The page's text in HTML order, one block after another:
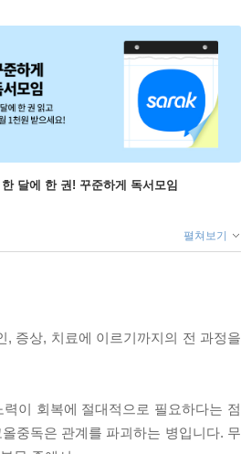
달에 한 권! 꾸준하게 독서모임
펼쳐보기
, 증상, 치료에 이르기까지의 전 과정을
이 회복에 절대적으로 필요하다는 점
중독은 관계를 파괴하는 병입니다. 무